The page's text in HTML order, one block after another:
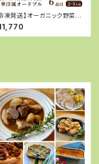
凍発送】オーガニック野菜と
のブランド肉を取り揃えた
洋風パーティーセット